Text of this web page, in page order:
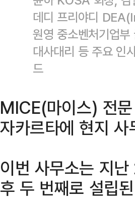
데디 프리야디
원영 중소벤처기업
대사대리 등 주요 인
드
MICE(마이스) 전
자카르타에 현지
이번 사무소는 지
후 두 번째로 설립